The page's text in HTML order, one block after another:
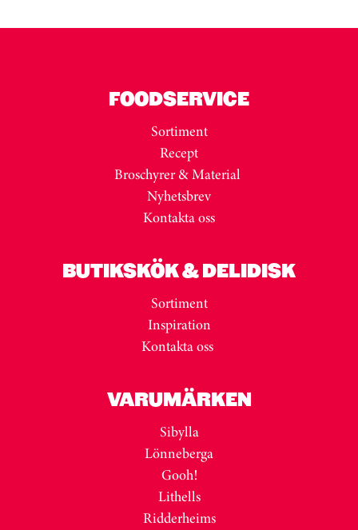
FOODSERVICE
Sortiment
Recept
Broschyrer & Material
Nyhetsbrev
Kontakta oss
BUTIKSKÖK & DELIDISK
Sortiment
Inspiration
Kontakta oss
VARUMÄRKEN
Sibylla
Lönneberga
Gooh!
Lithells
Ridderheims